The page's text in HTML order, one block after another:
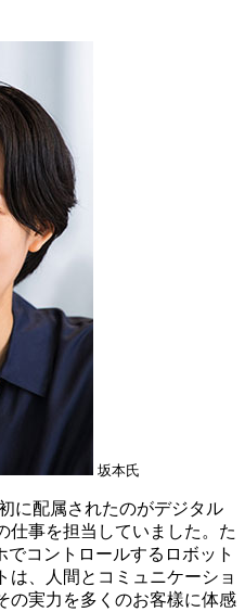
坂本氏
に配属されたのがデジタル
仕事を担当していました。た
コントロールするロボット
は、人間とコミュニケーショ
の実力を多くのお客樣に体感